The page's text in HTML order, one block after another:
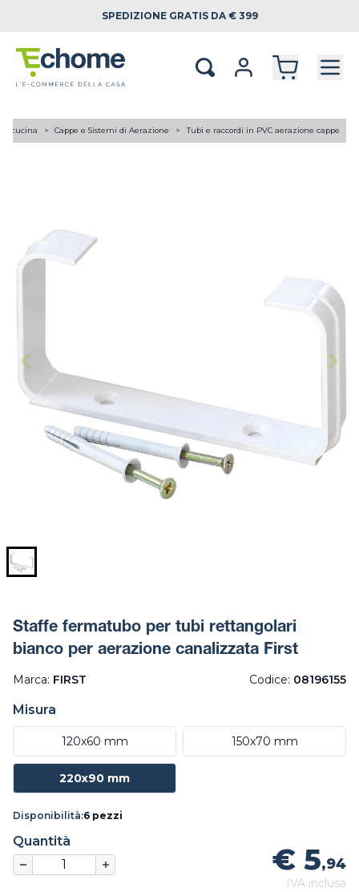
SPEDIZIONE GRATIS DA € 399
cucina Cappe e Sistemi di Aerazione Tubi e raccordi in PVC aerazione cappe
Staffe fermatubo per tubi rettangolari
bianco per aerazione canalizzata First
Marca: FIRST Codice: 08196155
Misura
120x60 mm 150x70 mm
220x90 mm
Disponibilità:6 pezzi
Quantità
€ 5,94
IVA inclusa